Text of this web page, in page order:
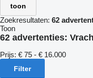
toon
Zoekresultaten: 62
Toon
62 advertenties:
Prijs: € 75 - € 16.000
Filter